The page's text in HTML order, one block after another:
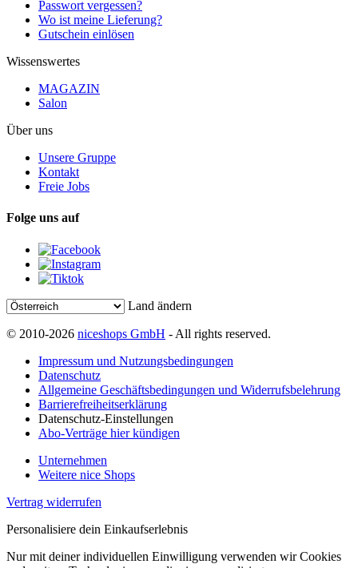
Passwort vergessen?
Wo ist meine Lieferung?
Gutschein einlösen
Wissenswertes
MAGAZIN
Salon
Über uns
Unsere Gruppe
Kontakt
Freie Jobs
Folge uns auf
Land ändern
© 2010-2026 niceshops GmbH - All rights reserved.
Impressum und Nutzungsbedingungen
Datenschutz
Allgemeine Geschäftsbedingungen und Widerrufsbelehrung
Barrierefreiheitserklärung
Datenschutz-Einstellungen
Abo-Verträge hier kündigen
Unternehmen
Weitere nice Shops
Vertrag widerrufen
Personalisiere dein Einkaufserlebnis
Nur mit deiner individuellen Einwilligung verwenden wir Cookies